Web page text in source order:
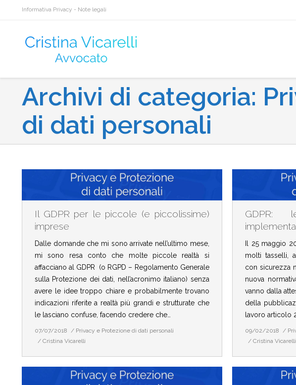
Informativa Privacy - Note legali
Archivi di categoria:
di dati personali
Il GDPR per le piccole (e piccolissime)
imprese
Dalle domande che mi sono arrivate nell’ultimo mese,
mi sono resa conto che molte piccole realtà si
affacciano al GDPR (o RGPD – Regolamento Generale
sulla Protezione dei dati, nell’acronimo italiano) senza
avere le idee troppo chiare e probabilmente trovano
indicazioni riferite a realtà più grandi e strutturate che
le lasciano confuse, facendo credere che…
07/07/2018
Privacy e Protezione di dati personali
Cristina Vicarelli
GDPR:
Il 25 maggio
molti tasselli,
con sicurezza
nuova
vanno dalla
della
lavoro articolo
09/02/2018
Cristina Vicarelli